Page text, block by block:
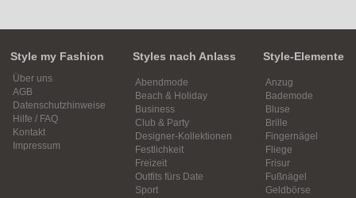
Style my Fashion
Über uns
AGB
Datenschutzhinweise
Hilfe / FAQ
Kontakt
Impressum
Styles nach Anlass
Abendmode
Beach & Holiday
Business
Club & Party
Designer-Kollektionen
Festlichkeit
Freizeit
Outfits fürs Date
Sport
Style-Elemente
Anzug
Bademode
Bluse
Brille
Fingernägel
Fliege
Frisur
Fußnägel
Geldbörse